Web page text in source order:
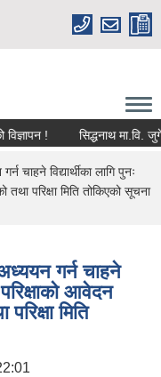
!
चाहने विद्यार्थीका लागि पुनः
तथा परिक्षा मिति तोकिएको सूचना
गर्न चाहने
परिक्षाको आवेदन
मिति